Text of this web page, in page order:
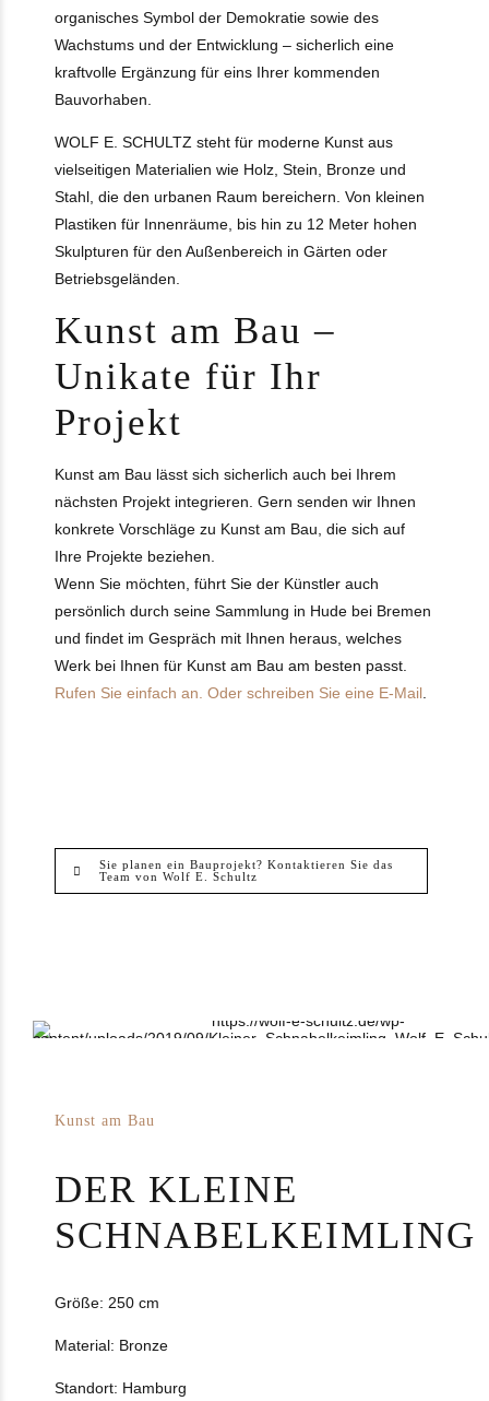
organisches Symbol der Demokratie sowie des
Wachstums und der Entwicklung – sicherlich eine
kraftvolle Ergänzung für eins Ihrer kommenden
Bauvorhaben.
WOLF E. SCHULTZ steht für moderne Kunst aus
vielseitigen Materialien wie Holz, Stein, Bronze und
Stahl, die den urbanen Raum bereichern. Von kleinen
Plastiken für Innenräume, bis hin zu 12 Meter hohen
Skulpturen für den Außenbereich in Gärten oder
Betriebsgeländen.
Kunst am Bau –
Unikate für Ihr
Projekt
Kunst am Bau lässt sich sicherlich auch bei Ihrem
nächsten Projekt integrieren. Gern senden wir Ihnen
konkrete Vorschläge zu Kunst am Bau, die sich auf
Ihre Projekte beziehen.
Wenn Sie möchten, führt Sie der Künstler auch
persönlich durch seine Sammlung in Hude bei Bremen
und findet im Gespräch mit Ihnen heraus, welches
Werk bei Ihnen für Kunst am Bau am besten passt.
Rufen Sie einfach an. Oder schreiben Sie eine E-Mail
Sie planen ein Bauprojekt? Kontaktieren Sie das
Team von Wolf E. Schultz
Kunst am Bau
DER KLEINE
SCHNABELKEIMLING
Größe: 250 cm
Material: Bronze
Standort: Hamburg